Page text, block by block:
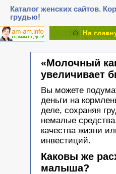
Каталог женских сайтов.
грудью!
«Молочный
увеличивает
Вы можете
деньги на
деле, сохраняя
немалые
качества жизни
инвестиций.
Каковы же
малыша?